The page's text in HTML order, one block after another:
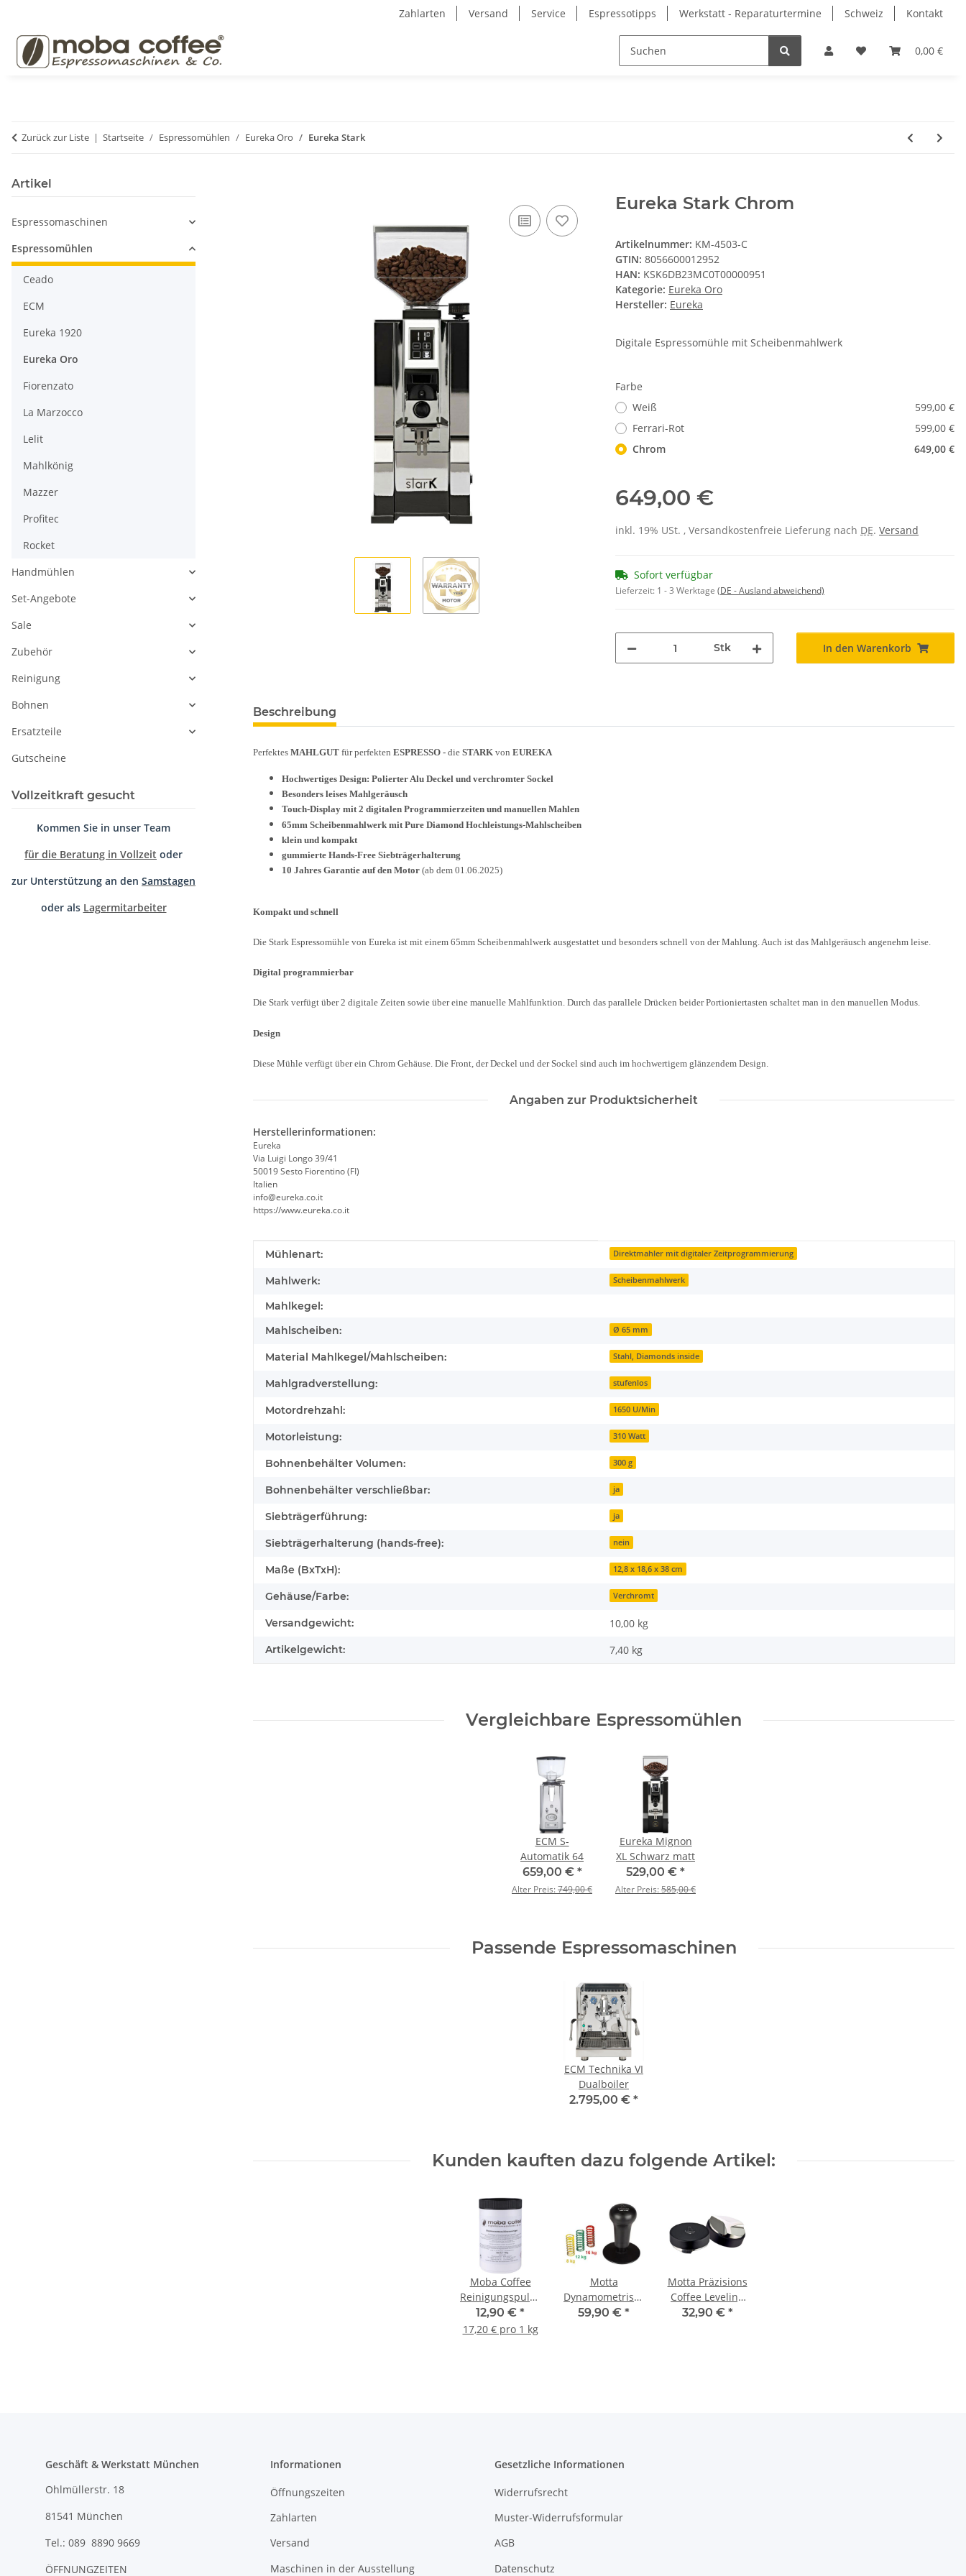
Zahlarten Versand Service Espressotipps Werkstatt - Reparaturtermine Schweiz Kontakt
0,00 €
Zurück zur Liste Startseite Espressomühlen Eureka Oro Eureka Stark
Eureka Stark Chrom
Artikelnummer: KM-4503-C
GTIN: 8056600012952
HAN: KSK6DB23MC0T00000951
Kategorie: Eureka Oro
Hersteller: Eureka
Digitale Espressomühle mit Scheibenmahlwerk
Farbe
Weiß
599,00 €
Ferrari-Rot
599,00 €
Chrom
649,00 €
649,00 €
inkl. 19% USt. , Versandkostenfreie Lieferung nach DE. Versand
Sofort verfügbar
Lieferzeit: 1 - 3 Werktage (DE - Ausland abweichend)
Stk In den Warenkorb
Beschreibung
Perfektes MAHLGUT für perfekten ESPRESSO - die STARK von EUREKA
Hochwertiges Design: Polierter Alu Deckel und verchromter Sockel
Besonders leises Mahlgeräusch
Touch-Display mit 2 digitalen Programmierzeiten und manuellen Mahlen
65mm Scheibenmahlwerk mit Pure Diamond Hochleistungs-Mahlscheiben
klein und kompakt
gummierte Hands-Free Siebträgerhalterung
10 Jahres Garantie auf den Motor (ab dem 01.06.2025)
Kompakt und schnell
Die Stark Espressomühle von Eureka ist mit einem 65mm Scheibenmahlwerk ausgestattet und besonders schnell von der Mahlung. Auch ist das Mahlgeräusch angenehm leise.
Digital programmierbar
Die Stark verfügt über2 digitale Zeiten sowie über eine manuelle Mahlfunktion. Durch das parallele Drücken beider Portioniertasten schaltet man in den manuellen Modus.
Design
Diese Mühle verfügt über ein Chrom Gehäuse. Die Front, der Deckel und der Sockel sind auch im hochwertigem glänzendem Design.
Angaben zur Produktsicherheit
Herstellerinformationen:
Eureka
Via Luigi Longo 39/41
50019 Sesto Fiorentino (FI)
Italien
info@eureka.co.it
https://www.eureka.co.it
Produkteigenschaft
Wert
Mühlenart: Direktmahler mit digitaler Zeitprogrammierung
Mahlwerk: Scheibenmahlwerk
Mahlkegel:
Mahlscheiben:
Ø 65 mm
Material Mahlkegel/Mahlscheiben: Stahl, Diamonds inside
Mahlgradverstellung: stufenlos
Motordrehzahl: 1650 U/Min
Motorleistung: 310 Watt
Bohnenbehälter Volumen: 300 g
Bohnenbehälter verschließbar: ja
Siebträgerführung: ja
Siebträgerhalterung (hands-free): nein
Maße (BxTxH): 12,8 x 18,6 x 38 cm
Gehäuse/Farbe: Verchromt
Versandgewicht: 10,00 kg
Artikelgewicht: 7,40 kg
Vergleichbare Espressomühlen
ECM S-
Automatik 64
659,00 € *
Alter Preis:749,00 €
Eureka Mignon
XL Schwarz matt
529,00 € *
Alter Preis:585,00 €
Passende Espressomaschinen
ECM Technika VI
Dualboiler
2.795,00 € *
Kunden kauften dazu folgende Artikel:
Moba Coffee
Reinigungspulver
750g
12,90 € *
17,20 € pro 1 kg
Motta
Dynamometrischer
Tamper 58,5
59,90 € *
Motta Präzisions
Coffee Leveling
Tool 58,5mm
32,90 € *
Artikel
Espressomaschinen
Espressomühlen
Ceado
ECM
Eureka 1920
Eureka Oro
Fiorenzato
La Marzocco
Lelit
Mahlkönig
Mazzer
Profitec
Rocket
Handmühlen
Set-Angebote
Sale
Zubehör
Reinigung
Bohnen
Ersatzteile
Gutscheine
Vollzeitkraft gesucht
Kommen Sie in unser Team
für die Beratung in Vollzeit oder
zur Unterstützung an den Samstagen
oder als Lagermitarbeiter
Geschäft & Werkstatt München
Ohlmüllerstr. 18
81541 München
Tel.: 089 8890 9669
ÖFFNUNGZEITEN
Informationen
Öffnungszeiten
Zahlarten
Versand
Maschinen in der Ausstellung
Gesetzliche Informationen
Widerrufsrecht
Muster-Widerrufsformular
AGB
Datenschutz